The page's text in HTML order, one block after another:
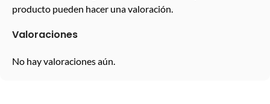
Valoraciones
No hay valoraciones aún.
producto pueden hacer una valoración.